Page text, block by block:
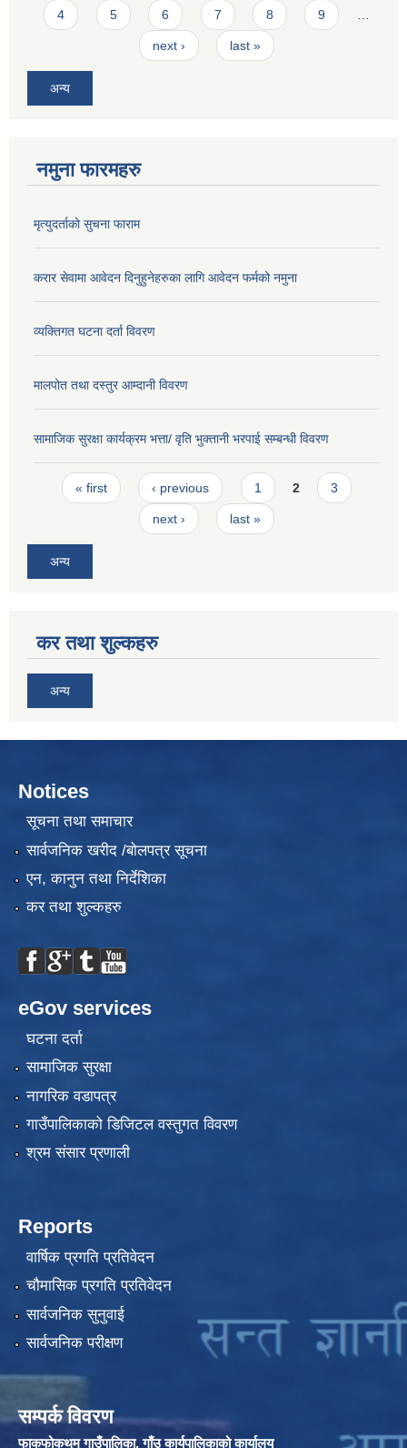
4 5 6 7 8 9 …
next › last »
अन्य
नमुना फारमहरु
मृत्युदर्ताको सुचना फाराम
करार सेवामा आवेदन दिनुहुनेहरुका लागि आवेदन फर्मको नमुना
व्यक्तिगत घटना दर्ता विवरण
मालपोत तथा दस्तुर आम्दानी विवरण
सामाजिक सुरक्षा कार्यक्रम भत्ता/ वृति भुक्तानी भरपाई सम्बन्धी विवरण
Pages
« first ‹ previous 1 2 3
next › last »
अन्य
कर तथा शुल्कहरु
अन्य
Notices
सूचना तथा समाचार
सार्वजनिक खरीद /बोलपत्र सूचना
एन, कानुन तथा निर्देशिका
कर तथा शुल्कहरु
eGov services
घटना दर्ता
सामाजिक सुरक्षा
नागरिक वडापत्र
गाउँपालिकाको डिजिटल वस्तुगत विवरण
श्रम संसार प्रणाली
Reports
वार्षिक प्रगति प्रतिवेदन
चौमासिक प्रगति प्रतिवेदन
सार्वजनिक सुनुवाई
सार्वजनिक परीक्षण
सम्पर्क विवरण
फाकफोकथुम गाउँपालिका, गाँउ कार्यपालिकाको कार्यालय